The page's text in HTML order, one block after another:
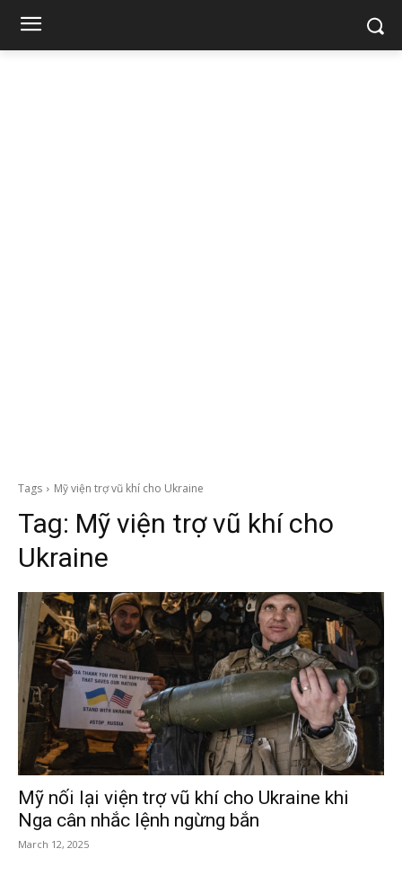
Tags Mỹ viện trợ vũ khí cho Ukraine
Tag: Mỹ viện trợ vũ khí cho
Ukraine
Mỹ nối lại viện trợ vũ khí cho Ukraine khi
Nga cân nhắc lệnh ngừng bắn
March 12, 2025